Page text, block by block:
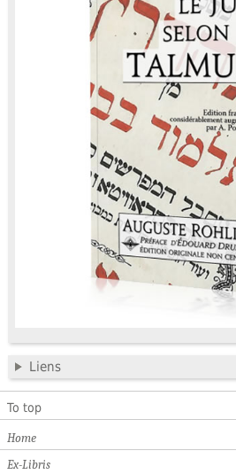
Liens
To top
Home
Ex-Libris